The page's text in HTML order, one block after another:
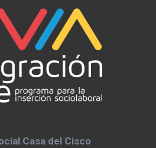
Casa del Cisco